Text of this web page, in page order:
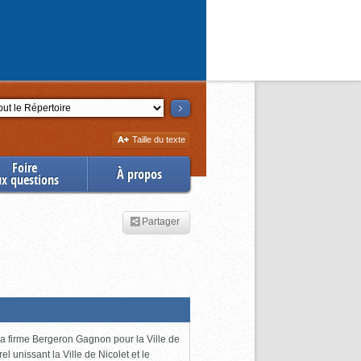
Augmenter
la
Taille du texte
Foire
questions À propos
Partager
firme Bergeron Gagnon pour la Ville de
unissant la Ville de Nicolet et le